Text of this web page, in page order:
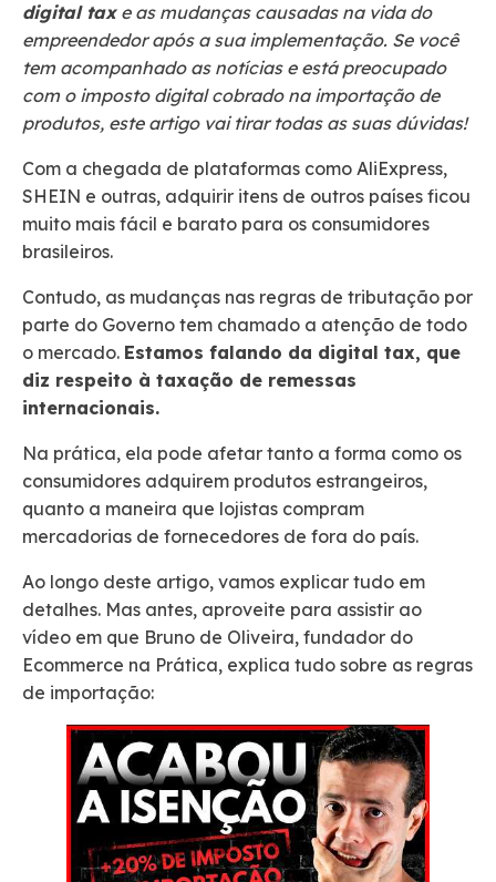
digital taxe as mudanças causadas na vida do
empreendedor após a sua implementação. Se você
tem acompanhado as notícias e está preocupado
com o imposto digital cobrado na importação de
produtos, este artigo vai tirar todas as suas dúvidas!
Com a chegada de plataformas como AliExpress,
SHEIN e outras, adquirir itens de outros países ficou
muito mais fácil e barato para os consumidores
brasileiros.
Contudo, as mudanças nas regras de tributação por
parte do Governo tem chamado a atenção de todo
o mercado. Estamos falando da digital tax, que
diz respeito à taxação de remessas
internacionais.
Na prática, ela pode afetar tanto a forma como os
consumidores adquirem produtos estrangeiros,
quanto a maneira que lojistas compram
mercadorias de fornecedores de fora do país.
Ao longo deste artigo, vamos explicar tudo em
detalhes. Mas antes, aproveite para assistir ao
vídeo em que Bruno de Oliveira, fundador do
Ecommerce na Prática, explica tudo sobre as regras
de importação: